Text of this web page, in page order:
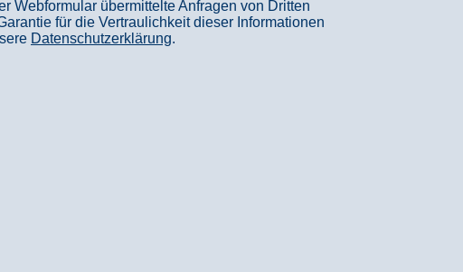
Webformular übermittelte Anfragen von Dritten
für die Vertraulichkeit dieser Informationen
Datenschutzerklärung.